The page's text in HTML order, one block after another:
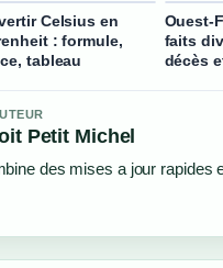
Celsius en
: formule,
tableau
Ouest-
faits
décès
Petit Michel
des mises a jour rapides